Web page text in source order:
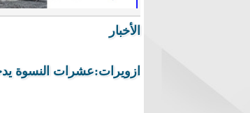
الأخبار
ازويرات:عشرات النسوة